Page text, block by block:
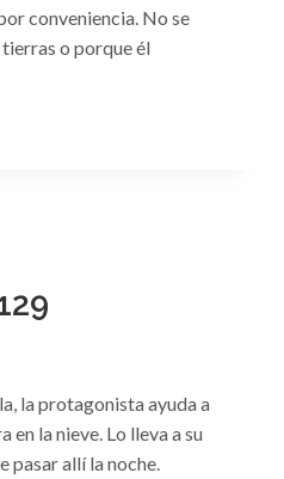
conveniencia. No se
o porque él
la protagonista ayuda a
en la nieve. Lo lleva a su
pasar allí la noche.